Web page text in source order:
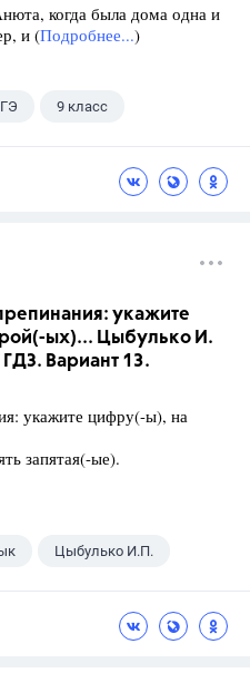
когда была дома одна и
и (Подробнее...)
9 класс
укажите
ых)... Цыбулько И.
Вариант 13.
укажите цифру(-ы), на
запятая(-ые).
Цыбулько И.П.